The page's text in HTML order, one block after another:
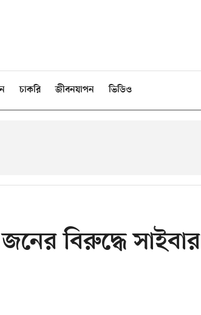
চাকরি জীবনযাপন ভিডিও
জনের বিরুদ্ধে সাইবার